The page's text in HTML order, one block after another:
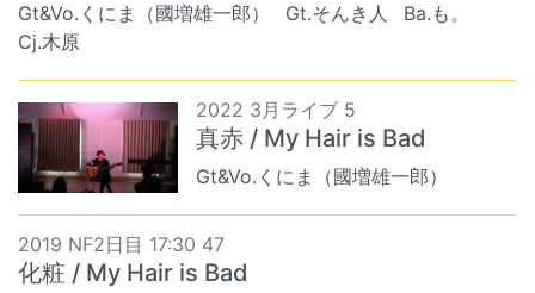
Gt&Vo.くにま（國増雄一郎） Gt.そんき人
Ba.も。
Cj.木原
2022 3月ライブ 5
真赤 / My Hair is Bad
Gt&Vo.くにま（國増雄一郎）
2019 NF2日目 17:30 47
化粧 / My Hair is Bad